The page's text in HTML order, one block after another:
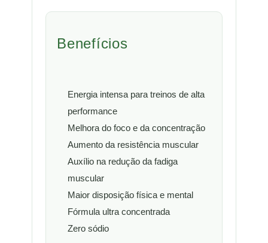
Benefícios
Energia intensa para treinos de alta
performance
Melhora do foco e da concentração
Aumento da resistência muscular
Auxílio na redução da fadiga
muscular
Maior disposição física e mental
Fórmula ultra concentrada
Zero sódio